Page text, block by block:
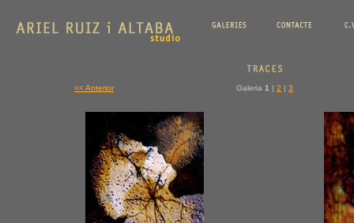
<< Anterior Galeria 1 | 2 | 3